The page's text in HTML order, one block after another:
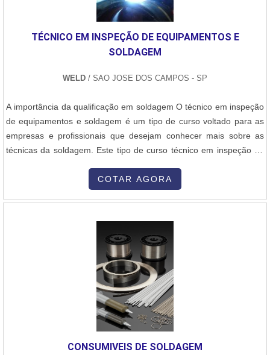
experientes.A E-Burner Combustão Industrial é uma empresa que
tem se destacado da concorrência pela seriedade e qualidade que
fecha todo o ciclo de entrega com excelência para cada cliente.
TÉCNICO EM INSPEÇÃO DE EQUIPAMENTOS E
SOLDAGEM
WELD / SAO JOSE DOS CAMPOS - SP
A importância da qualificação em soldagem O técnico em inspeção
de equipamentos e soldagem é um tipo de curso voltado para as
empresas e profissionais que desejam conhecer mais sobre as
técnicas da soldagem. Este tipo de curso técnico em inspeção de
profissionais aptos a realizarem serviços de alta qualidade em
COTAR AGORA
CONSUMIVEIS DE SOLDAGEM